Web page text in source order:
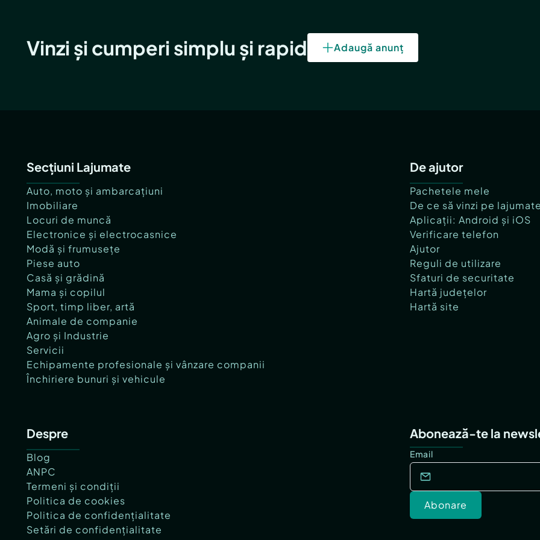
Vinzi și cumperi simplu și rapid Adaugă anunț
Secțiuni Lajumate
Auto, moto și ambarcațiuni
Imobiliare
Locuri de muncă
Electronice și electrocasnice
Modă și frumusețe
Piese auto
Casă și grădină
Mama și copilul
Sport, timp liber, artă
Animale de companie
Agro și Industrie
Servicii
Echipamente profesionale și vânzare companii
Închiriere bunuri și vehicule
De ajutor
Pachetele mele
De ce să vinzi pe
Aplicații: Android și iOS
Verificare telefon
Ajutor
Reguli de utilizare
Sfaturi de securitate
Hartă județelor
Hartă site
Despre
Blog
ANPC
Termeni și condiții
Politica de cookies
Politica de confidențialitate
Setări de confidențialitate
Abonează-te la
Email
Abonare